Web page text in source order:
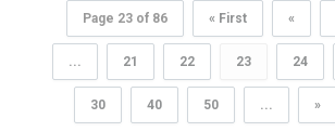
Page 23 of 86 « First «
... 21 22 23 24
30 40 50 ... »